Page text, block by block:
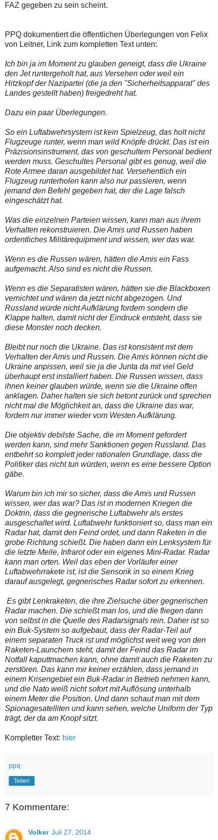
FAZ gegeben zu sein scheint.
PPQ dokumentiert die öffentlichen Überlegungen von Felix
von Leitner, Link zum kompletten Text unten:
Ich bin ja im Moment zu glauben geneigt, dass die Ukraine
den Jet runtergeholt hat, aus Versehen oder weil ein
Hitzkopf der Nazipartei (die ja den "Sicherheitsapparat" des
Landes gestellt haben) freigedreht hat.
Dazu ein paar Überlegungen.
So ein Luftabwehrsystem ist kein Spielzeug, das holt nicht
Flugzeuge runter, wenn man wild Knöpfe drückt. Das ist ein
Präzisionsinstrument, das von geschultem Personal bedient
werden muss. Geschultes Personal gibt es genug, weil die
Rote Armee daran ausgebildet hat. Versehentlich ein
Flugzeug runterholen kann also nur passieren, wenn
jemand den Befehl gegeben hat, der die Lage falsch
eingeschätzt hat.
Was die einzelnen Parteien wissen, kann man aus ihrem
Verhalten rekonstruieren. Die Amis und Russen haben
ordentliches Militärequipment und wissen, wer das war.
Wenn es die Russen wären, hätten die Amis ein Fass
aufgemacht. Also sind es nicht die Russen.
Wenn es die Separatisten wären, hätten sie die Blackboxen
vernichtet und wären da jetzt nicht abgezogen. Und
Russland würde nicht Aufklärung fordern sondern die
Klappe halten, damit nicht der Eindruck entsteht, dass sie
diese Monster noch decken.
Bleibt nur noch die Ukraine. Das ist konsistent mit dem
Verhalten der Amis und Russen. Die Amis können nicht die
Ukraine anpissen, weil sie ja die Junta da mit viel Geld
überhaupt erst installiert haben. Die Russen wissen, dass
ihnen keiner glauben würde, wenn sie die Ukraine offen
anklagen. Daher halten sie sich betont zurück und sprechen
nicht mal die Möglichkeit an, dass die Ukraine das war,
fordern nur immer wieder vom Westen Aufklärung.
Die objektiv debilste Sache, die im Moment gefordert
werden kann, sind mehr Sanktionen gegen Russland. Das
entbehrt so komplett jeder rationalen Grundlage, dass die
Politiker das nicht tun würden, wenn es eine bessere Option
gäbe.
Warum bin ich mir so sicher, dass die Amis und Russen
wissen, wer das war? Das ist in modernen Kriegen die
Doktrin, dass die gegnerische Luftabwehr als erstes
ausgeschaltet wird. Luftabwehr funktioniert so, dass man ein
Radar hat, damit den Feind ordet, und dann Raketen in die
grobe Richtung schießt. Die haben dann ein Lenksystem für
die letzte Meile, Infrarot oder ein eigenes Mini-Radar. Radar
kann man orten. Weil das eben der Vorläufer einer
Luftabwehrrakete ist, ist die Sensorik in so einem Krieg
darauf ausgelegt, gegnerisches Radar sofort zu erkennen.
Es gibt Lenkraketen, die ihre Zielsuche über gegnerischen
Radar machen. Die schießt man los, und die fliegen dann
von selbst in die Quelle des Radarsignals rein. Daher ist so
ein Buk-System so aufgebaut, dass der Radar-Teil auf
einem separaten Truck ist und möglichst weit weg von den
Raketen-Launchern steht, damit der Feind das Radar im
Notfall kaputtmachen kann, ohne damit auch die Raketen zu
zerstören. Das kann mir keiner erzählen, dass jemand in
einem Krisengebiet ein Buk-Radar in Betrieb nehmen kann,
und die Nato weiß nicht sofort mit Auflösung unterhalb
einem Meter die Position. Und dann schaut man mit dem
Spionagesatelliten und kann sehen, welche Uniform der Typ
trägt, der da am Knopf sitzt.
Kompletter Text: hier
ppq
Teilen
7 Kommentare:
Volker Juli 27, 2014